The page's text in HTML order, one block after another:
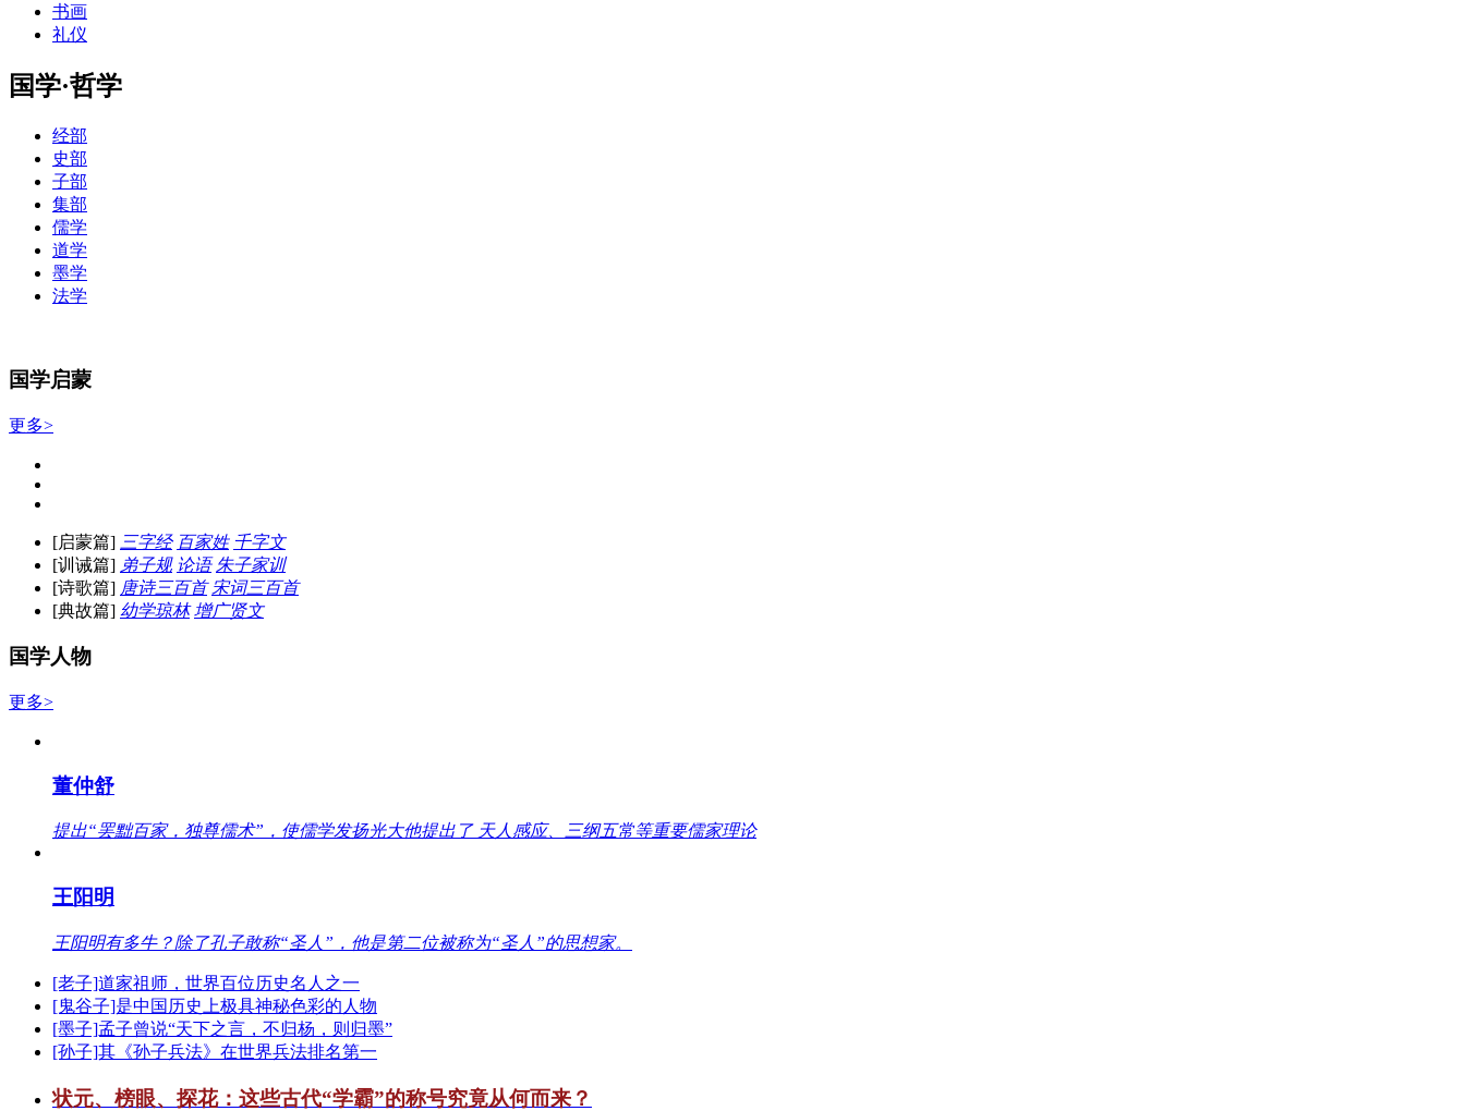
书画
礼仪
国学·哲学
经部
史部
子部
集部
儒学
道学
墨学
法学
国学启蒙
更多>
[启蒙篇] 三字经 百家姓 千字文
[训诫篇] 弟子规 论语 朱子家训
[诗歌篇] 唐诗三百首 宋词三百首
[典故篇] 幼学琼林 增广贤文
国学人物
更多>
董仲舒
提出“罢黜百家，独尊儒术”，使儒学发扬光大他提出了 天人感应、三纲五常等重要儒家理论
王阳明
王阳明有多牛？除了孔子敢称“圣人”，他是第二位被称为“圣人”的思想家。
[老子]道家祖师，世界百位历史名人之一
[鬼谷子]是中国历史上极具神秘色彩的人物
[墨子]孟子曾说“天下之言，不归杨，则归墨”
[孙子]其《孙子兵法》在世界兵法排名第一
状元、榜眼、探花：这些古代“学霸”的称号究竟从何而来？